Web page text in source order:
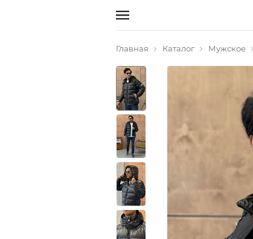
Главная Каталог Мужское